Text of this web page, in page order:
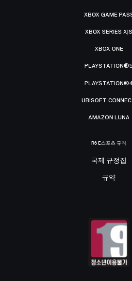
XBOX GAME
XBOX SERIES X|S
XBOX ONE
PLAYSTATION®5
UBISOFT
AMAZON LUNA
R6 E스포츠 규칙
국제 규정집
규약